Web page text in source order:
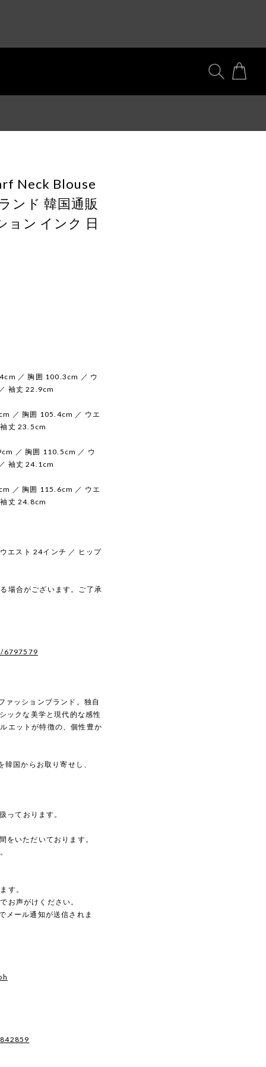
Neck Blouse
ンド 韓国通販
ョン インク 日
／ 胸囲 100.3cm ／ ウ
袖丈 22.9cm
／ 胸囲 105.4cm ／ ウエ
丈 23.5cm
／ 胸囲 110.5cm ／ ウ
袖丈 24.1cm
／ 胸囲 115.6cm ／ ウエ
丈 24.8cm
エスト 24インチ ／ ヒップ
場合がございます。ご了承
6797579
ァッションブランド。独自
ックな美学と現代的な感性
エットが特徴の、個性豊か
国からお取り寄せし、
ております。
をいただいております。
す。
お声がけください。
メール通知が送信されま